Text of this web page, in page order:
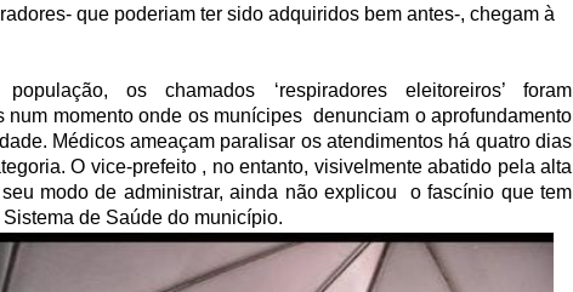
que poderiam ter sido adquiridos bem antes-, chegam à
os chamados ‘respiradores eleitoreiros’ foram
num momento onde os munícipes denunciam o aprofundamento
Médicos ameaçam paralisar os atendimentos há quatro dias
O vice-prefeito , no entanto, visivelmente abatido pela alta
modo de administrar, ainda não explicou
o fascínio que tem
de Saúde do município.